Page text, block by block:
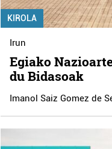
KIROLA
Irun
Egiako
du Bidasoak
Imanol Saiz Gomez de